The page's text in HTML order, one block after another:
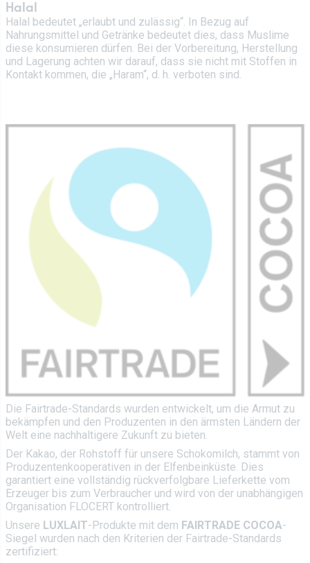
Halal
Halal bedeutet „erlaubt und zulässig“. In Bezug auf
Nahrungsmittel und Getränke bedeutet dies, dass Muslime
diese konsumieren dürfen. Bei der Vorbereitung, Herstellung
und Lagerung achten wir darauf, dass sie nicht mit Stoffen in
Kontakt kommen, die „Haram“, d. h. verboten sind.
Die Fairtrade-Standards wurden entwickelt, um die Armut zu
bekämpfen und den Produzenten in den ärmsten Ländern der
Welt eine nachhaltigere Zukunft zu bieten.
Der Kakao, der Rohstoff für unsere Schokomilch, stammt von
Produzentenkooperativen in der Elfenbeinküste. Dies
garantiert eine vollständig rückverfolgbare Lieferkette vom
Erzeuger bis zum Verbraucher und wird von der unabhängigen
Organisation FLOCERT kontrolliert.
Unsere LUXLAIT-Produkte mit dem FAIRTRADE COCOA-
Siegel wurden nach den Kriterien der Fairtrade-Standards
zertifiziert: